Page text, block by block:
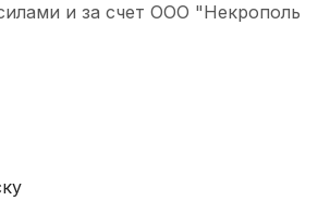
и за счет ООО "Некрополь